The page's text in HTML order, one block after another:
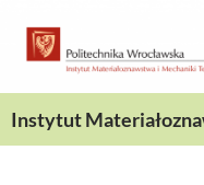
treści